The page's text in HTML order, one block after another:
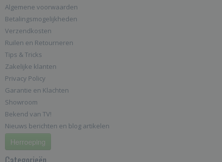
Algemene voorwaarden
Betalingsmogelijkheden
Verzendkosten
Ruilen en Retourneren
Tips & Tricks
Zakelijke klanten
Privacy Policy
Garantie en Klachten
Showroom
Bekend van TV!
Nieuws berichten en blog artikelen
Herroeping